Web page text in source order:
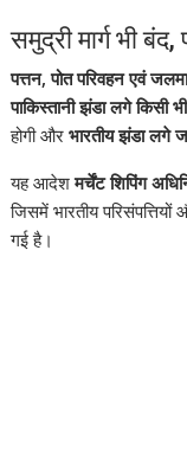
समुद्री मार्ग भी
पत्तन, पोत परिवहन एवं
पाकिस्तानी झंडा लगे किसी
होगी औरभारतीय झंडा लगे
यह आदेशमर्चेंट शिपिंग
जिसमें भारतीय परिसंपत्तियों
गई है।